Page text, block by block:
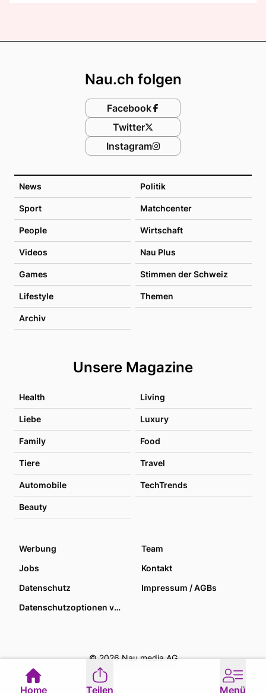
News Politik
Sport Matchcenter
People Wirtschaft
Videos Nau Plus
Games Stimmen der Schweiz
Lifestyle Themen
Archiv
Unsere Magazine
Health Living
Liebe Luxury
Family Food
Tiere Travel
Automobile TechTrends
Beauty
Nau.ch folgen
Facebook
Twitter
Instagram
Werbung
Team
Jobs
Kontakt
Datenschutz
Impressum / AGBs
Datenschutzoptionen verwalten
© 2026 Nau media AG
Home Teilen Menü